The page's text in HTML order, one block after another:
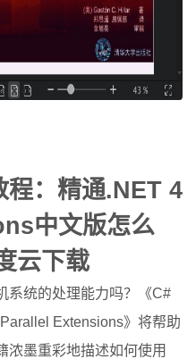
程：精通.NET 4
中文版怎么
云下载
系统的处理能力吗？《C#
Extensions》将帮助
浓墨重彩地描述如何使用